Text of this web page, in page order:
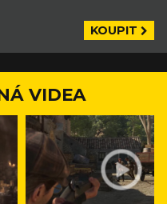
KOUPIT
VIDEA